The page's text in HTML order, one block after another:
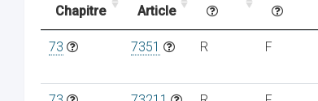
Chapitre Article
73 7351 R F